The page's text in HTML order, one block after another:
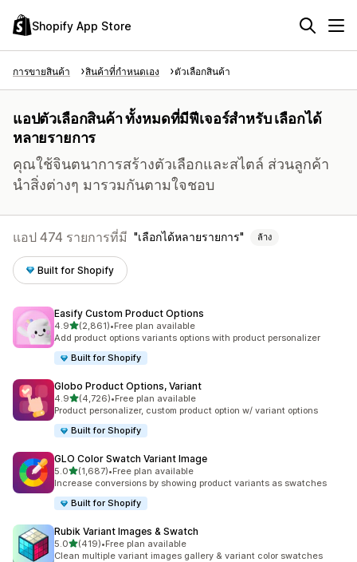
Shopify App Store
การขายสินค้า สินค้าที่กำหนดเอง ตัวเลือกสินค้า
แอปตัวเลือกสินค้า ทั้งหมดที่มีฟีเจอร์สำหรับ เลือกได้
หลายรายการ
คุณใช้จินตนาการสร้างตัวเลือกและสไตล์ ส่วนลูกค้า
นำสิ่งต่างๆ มารวมกันตามใจชอบ
แอป 474 รายการที่มี เลือกได้หลายรายการ ล้าง
Built for Shopify
Easify Custom Product Options
4.9เต็ม 5 ดาว
(2,861)
ทั้งหมด 2861 รีวิว
•Free plan available
Add product options variants options with product personalizer
Built for Shopify
Globo Product Options, Variant
4.9เต็ม 5 ดาว
(4,726)
ทั้งหมด 4726 รีวิว
•Free plan available
Product personalizer, custom product option w/ variant options
Built for Shopify
GLO Color Swatch Variant Image
5.0เต็ม 5 ดาว
(1,687)
ทั้งหมด 1687 รีวิว
•Free plan available
Increase conversions by showing product variants as swatches
Built for Shopify
Rubik Variant Images & Swatch
5.0เต็ม 5 ดาว
(419)
ทั้งหมด 419 รีวิว
•Free plan available
Clean multiple variant images gallery & variant color swatches